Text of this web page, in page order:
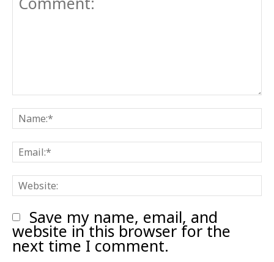
Comment:
Save my name, email, and
website in this browser for the
next time I comment.